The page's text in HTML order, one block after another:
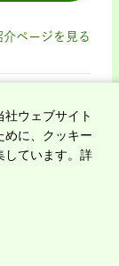
急時の
ページを見る
ウェブサイト
めに、クッキー
しています。詳